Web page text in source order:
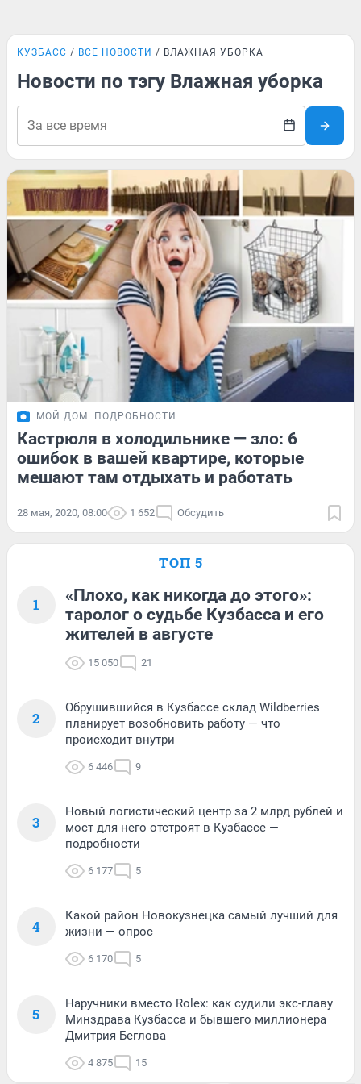
КУЗБАСС ВСЕ НОВОСТИ ВЛАЖНАЯ УБОРКА
Новости по тэгу Влажная уборка
МОЙ ДОМ ПОДРОБНОСТИ
Кастрюля в холодильнике — зло: 6
ошибок в вашей квартире, которые
мешают там отдыхать и работать
28 мая, 2020, 08:00 1 652 Обсудить
ТОП 5
1
«Плохо, как никогда до этого»:
таролог о судьбе Кузбасса и его
жителей в августе
15 050 21
2
Обрушившийся в Кузбассе склад Wildberries
планирует возобновить работу — что
происходит внутри
6 446 9
3
Новый логистический центр за 2 млрд рублей и
мост для него отстроят в Кузбассе —
подробности
6 177 5
4
Какой район Новокузнецка самый лучший для
жизни — опрос
6 170 5
5
Наручники вместо Rolex: как судили экс-главу
Минздрава Кузбасса и бывшего миллионера
Дмитрия Беглова
4 875 15